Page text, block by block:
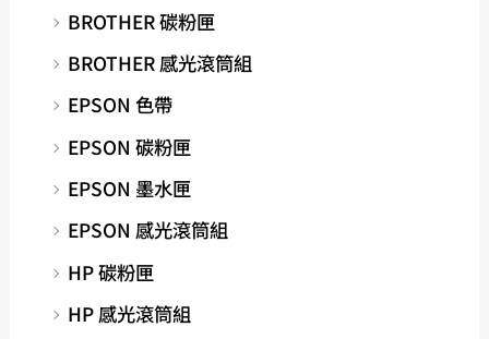
BROTHER 碳粉匣
BROTHER 感光滾筒組
EPSON 色帶
EPSON 碳粉匣
EPSON 墨水匣
EPSON 感光滾筒組
HP 碳粉匣
HP 感光滾筒組